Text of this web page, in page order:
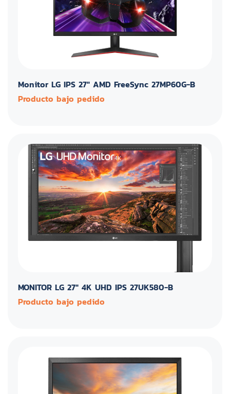
Monitor LG IPS 27'' AMD FreeSync 27MP60G-B
Producto bajo pedido
MONITOR LG 27" 4K UHD IPS 27UK580-B
Producto bajo pedido